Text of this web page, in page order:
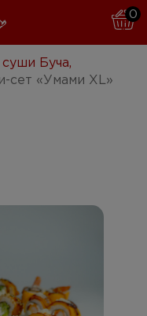
0
Буча,
сет «Умами XL»